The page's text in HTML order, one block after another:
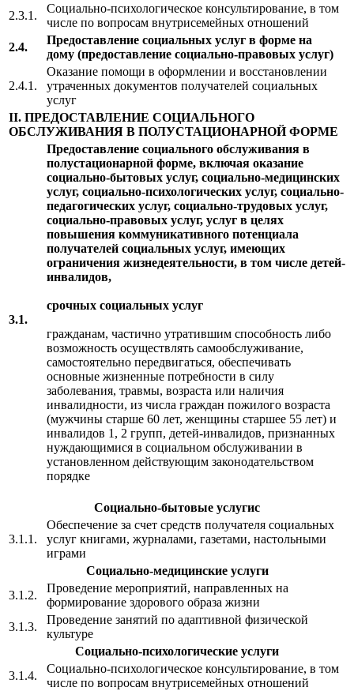
2.3.1.
Социально-психологическое консультирование, в том
числе по вопросам внутрисемейных отношений
2.4.
Предоставление социальных услуг в форме на
дому (предоставление социально-правовых услуг)
2.4.1.
Оказание помощи в оформлении и восстановлении
утраченных документов получателей социальных
услуг
II. ПРЕДОСТАВЛЕНИЕ СОЦИАЛЬНОГО
ОБСЛУЖИВАНИЯ В ПОЛУСТАЦИОНАРНОЙ ФОРМЕ
3.1.
Предоставление социального обслуживания в
полустационарной форме, включая оказание
социально-бытовых услуг, социально-медицинских
услуг, социально-психологических услуг, социально-
педагогических услуг, социально-трудовых услуг,
социально-правовых услуг, услуг в целях
повышения коммуникативного потенциала
получателей социальных услуг, имеющих
ограничения жизнедеятельности, в том числе детей-
инвалидов,
срочных социальных услуг
гражданам, частично утратившим способность либо
возможность осуществлять самообслуживание,
самостоятельно передвигаться, обеспечивать
основные жизненные потребности в силу
заболевания, травмы, возраста или наличия
инвалидности, из числа граждан пожилого возраста
(мужчины старше 60 лет, женщины старшее 55 лет) и
инвалидов 1, 2 групп, детей-инвалидов, признанных
нуждающимися в социальном обслуживании в
установленном действующим законодательством
порядке
Социально-бытовые услугиc
3.1.1.
Обеспечение за счет средств получателя социальных
услуг книгами, журналами, газетами, настольными
играми
Социально-медицинские услуги
3.1.2.
Проведение мероприятий, направленных на
формирование здорового образа жизни
3.1.3.
Проведение занятий по адаптивной физической
культуре
Социально-психологические услуги
3.1.4.
Социально-психологическое консультирование, в том
числе по вопросам внутрисемейных отношений